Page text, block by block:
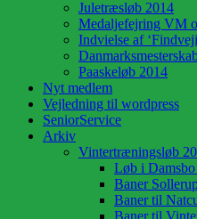
Juletræsløb 2014
Medaljefejring VM
Indvielse af
Paaskeløb 2014
Nyt medlem
Vejledning til wordpress
SeniorService
Arkiv
Vintertræningsløb
Løb i Damsbo
Baner
Baner til